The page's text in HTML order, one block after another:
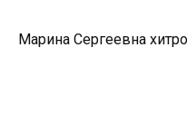
Марина Сергеевна